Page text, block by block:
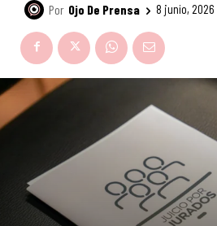
Por Ojo De Prensa 8 junio, 2026